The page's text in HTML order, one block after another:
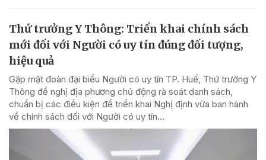
Thứ trưởng Y Thông: Triển khai chính sách
mới đối với Người có uy tín đúng đối tượng,
hiệu quả
Gặp mặt đoàn đại biểu Người có uy tín TP. Huế, Thứ trưởng Y
Thông đề nghị địa phương chủ động rà soát danh sách,
chuẩn bị các điều kiện để triển khai Nghị định vừa ban hành
về chính sách đối với Người có uy tín...